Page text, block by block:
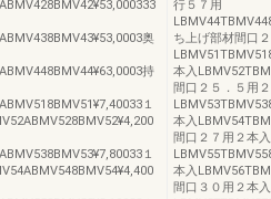
奥
持
１
１
行５７用
ち上げ部材間口
本入
間口２５．５用
本入
間口２７用２本入
本入
間口３０用２本入